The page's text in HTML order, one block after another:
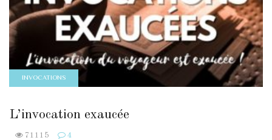
INVOCATIONS
L’invocation exaucée
71115 4